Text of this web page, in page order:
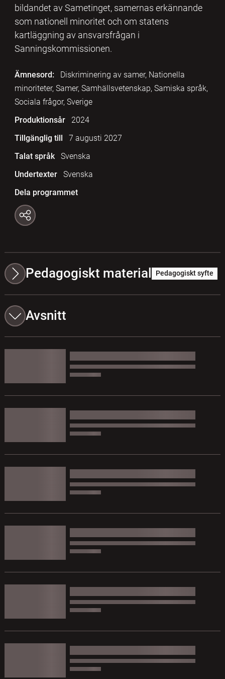
bildandet av Sametinget, samernas erkännande
som nationell minoritet och om statens
kartläggning av ansvarsfrågan i
Sanningskommissionen.
Ämnesord:
Diskriminering av samer, Nationella
minoriteter, Samer, Samhällsvetenskap, Samiska språk,
Sociala frågor, Sverige
Produktionsår
2024
Tillgänglig till
7 augusti 2027
Talat språk
Svenska
Undertexter
Svenska
Dela programmet
Pedagogiskt material Pedagogiskt syfte
Avsnitt